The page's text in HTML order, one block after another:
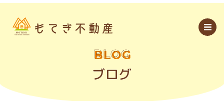
内
BLOG
ブログ